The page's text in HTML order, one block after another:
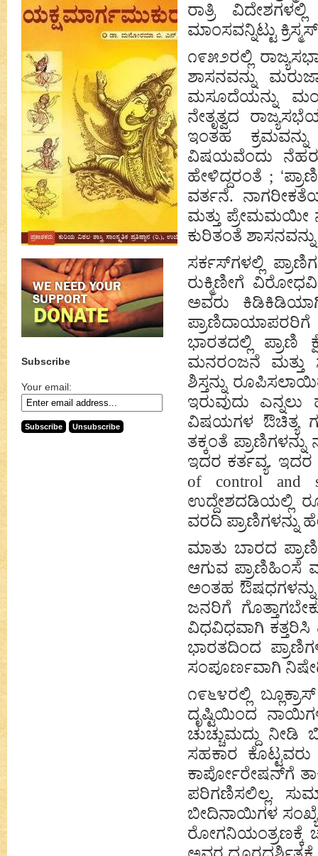
Subscribe
Your email:
ರಾತ್ರಿ
ಮಾಂಸವನ್ನಿಟ್ಟು
೧೯೫೨ರಲ್ಲಿ
ಶಾಸನವನ್ನು
ಮಸೂದೆಯನ್ನು
ನೇತೃತ್ವದ
ಇಂತಹ
ವಿಷಯವೆಂದು ನೆಹರೂ
ಹೇಳಿದ್ದರಂತೆ ; ‘
ವರ್ತನೆ.
ಮತ್ತು ಪ್ರೇಮಮಯೀ
ಕುರಿತಂತೆ
ಸರ್ಕಸ್‌ಗಳಲ್ಲಿ
ರುಕ್ಮಿಣೀಗೆ
ಅವರು
ಭಾರತದಲ್ಲಿ ಪ್ರಾಣಿ
ಮನರಂಜನೆ ಮತ್ತು
ಶಿಸ್ತನ್ನು
ಇರುವುದು
ವಿಷಯಗಳ ಔಚಿತ್ಯ
ತಕ್ಕಂತೆ
ಇದರ ಕರ್ತವ್ಯ.
of control and
ಉದ್ದೇಶದಡಿಯಲ್ಲಿ
ವರದಿ ಪ್ರಾಣಿಗಳನ್ನು
ಮಾತು ಬಾರದ
ಆಗುವ ಪ್ರಾಣಿಹಿಂಸೆ
ಅಂತಹ ಔಷಧಗಳನ್ನು
ಜನರಿಗೆ
ವಿಧವಿಧವಾಗಿ
ಭಾರತದಿಂದ
ಸಂಪೂರ್ಣವಾಗಿ
೧೯೬೪ರಲ್ಲಿ
ದೃಷ್ಟಿಯಿಂದ
ಚುಚ್ಚುಮದ್ದು
ಸಹಕಾರ
ಕಾರ್ಪೋರೇಷನ್‌ಗೆ
ಪರಿಗಣಿಸಲಿಲ್ಲ.
ಬೀದಿನಾಯಿಗಳ
ರೋಗನಿಯಂತ್ರಣಕ್ಕೆ